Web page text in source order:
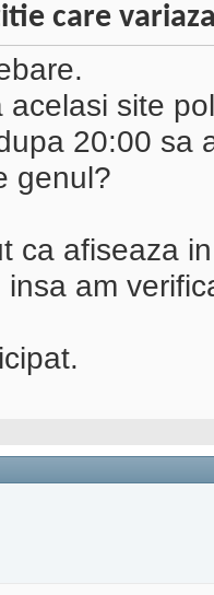
care
acelasi site
20:00 sa
genul?
ca afiseaza
am